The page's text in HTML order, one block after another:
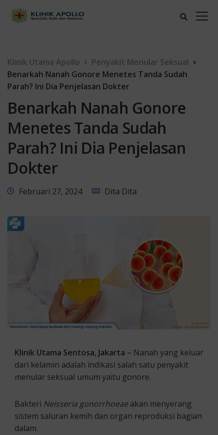
Klinik Utama Apollo
Penyakit Menular Seksual
Benarkah Nanah Gonore Menetes Tanda Sudah
Parah? Ini Dia Penjelasan Dokter
Benarkah Nanah Gonore
Menetes Tanda Sudah
Parah? Ini Dia Penjelasan
Dokter
Februari 27, 2024 Dita Dita
Klinik Utama Sentosa, Jakarta – Nanah yang keluar
dari kelamin adalah indikasi salah satu penyakit
menular seksual umum yaitu gonore.
Bakteri Neisseria gonorrhoeae akan menyerang
sistem saluran kemih dan organ reproduksi bagian
dalam.